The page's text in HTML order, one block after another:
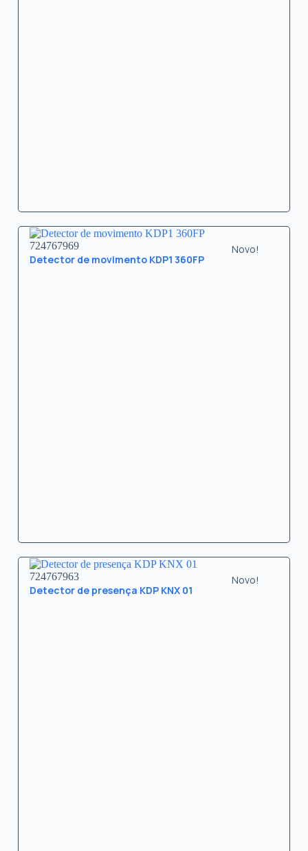
Novo!
724767969
Detector de movimento KDP1 360FP
Novo!
724767963
Detector de presença KDP KNX 01